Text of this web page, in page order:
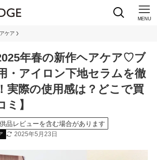
MENU
ケア
年春の新作ヘアケア♡ブ
・アイロン下地セラムを徹
実際の使用感は？どこで買
ミ】
品レビューを含む場合があります
2025年5月23日